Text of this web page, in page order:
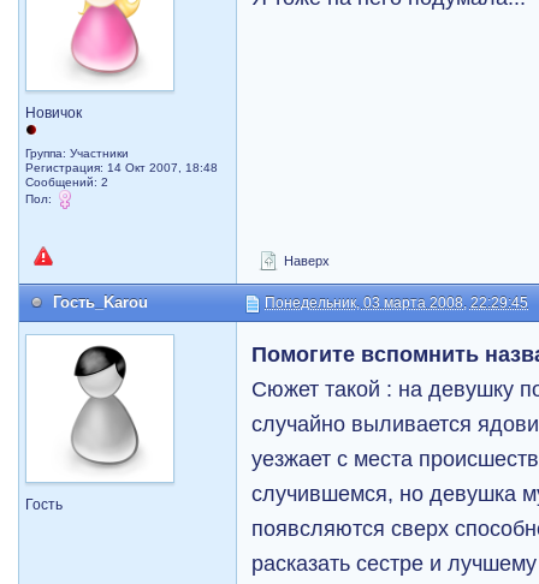
Новичок
Группа: Участники
Регистрация: 14 Окт 2007, 18:48
Сообщений: 2
Пол:
Наверх
Гость_Karou Понедельник, 03 марта 2008, 22:29:45
Гость
Помогите вспомнить
Сюжет такой : на девушку
случайно выливается
уезжает с места
случившемся, но девушка
появсляются сверх
расказать сестре и